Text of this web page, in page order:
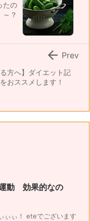
たの
～？
方へ】ダイエット記
おススメします！
 Prev
動 効果的なの
ぃぃ！ eteでございます